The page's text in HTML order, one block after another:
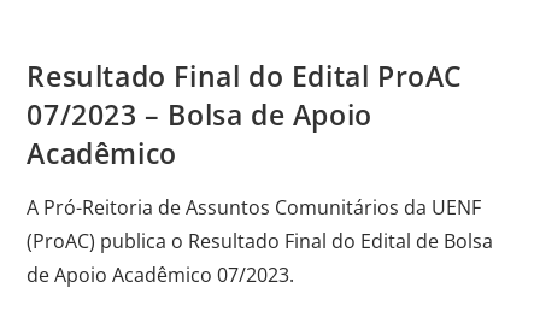
Resultado Final do Edital ProAC
07/2023 – Bolsa de Apoio
Acadêmico
A Pró-Reitoria de Assuntos Comunitários da UENF
(ProAC) publica o Resultado Final do Edital de Bolsa
de Apoio Acadêmico 07/2023.